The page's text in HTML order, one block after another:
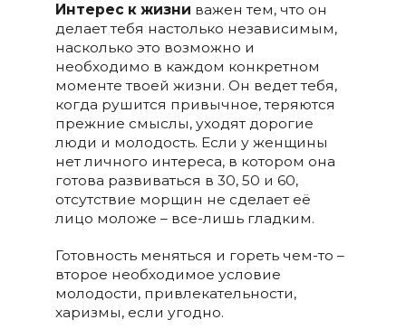
Интерес к жизни важен тем, что он
делает тебя настолько независимым,
насколько это возможно и
необходимо в каждом конкретном
моменте твоей жизни. Он ведет тебя,
когда рушится привычное, теряются
прежние смыслы, уходят дорогие
люди и молодость. Если у женщины
нет личного интереса, в котором она
готова развиваться в 30, 50 и 60,
отсутствие морщин не сделает её
лицо моложе – все-лишь гладким.
Готовность меняться и гореть чем-то –
второе необходимое условие
молодости, привлекательности,
харизмы, если угодно.